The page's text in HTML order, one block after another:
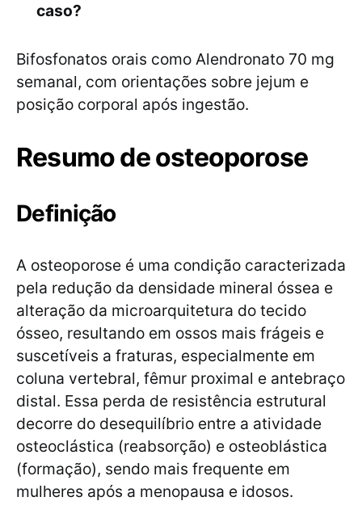
caso?
Bifosfonatos orais como Alendronato 70 mg
semanal, com orientações sobre jejum e
posição corporal após ingestão.
Resumo de osteoporose
Definição
A osteoporose é uma condição caracterizada
pela redução da densidade mineral óssea e
alteração da microarquitetura do tecido
ósseo, resultando em ossos mais frágeis e
suscetíveis a fraturas, especialmente em
coluna vertebral, fêmur proximal e antebraço
distal. Essa perda de resistência estrutural
decorre do desequilíbrio entre a atividade
osteoclástica (reabsorção) e osteoblástica
(formação), sendo mais frequente em
mulheres após a menopausa e idosos.